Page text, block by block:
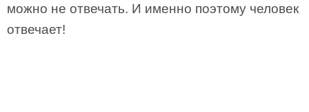
можно не отвечать. И именно поэтому человек
отвечает!